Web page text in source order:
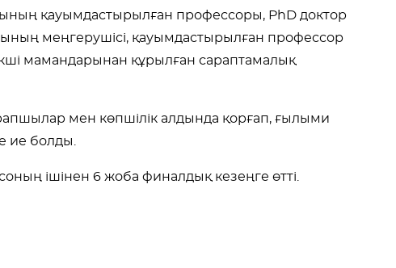
қауымдастырылған профессоры, PhD доктор
меңгерушісі, қауымдастырылған профессор
мамандарынан құрылған сараптамалық
мен көпшілік алдында қорғап, ғылыми
ие болды.
ішінен 6 жоба финалдық кезеңге өтті.